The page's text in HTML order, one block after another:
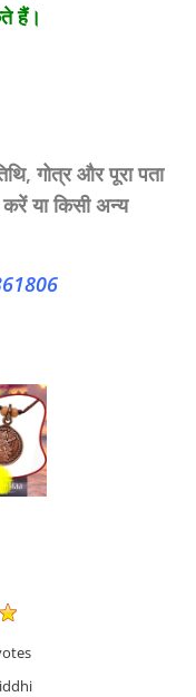
हैं।
गोत्र और पूरा पता
या किसी अन्य